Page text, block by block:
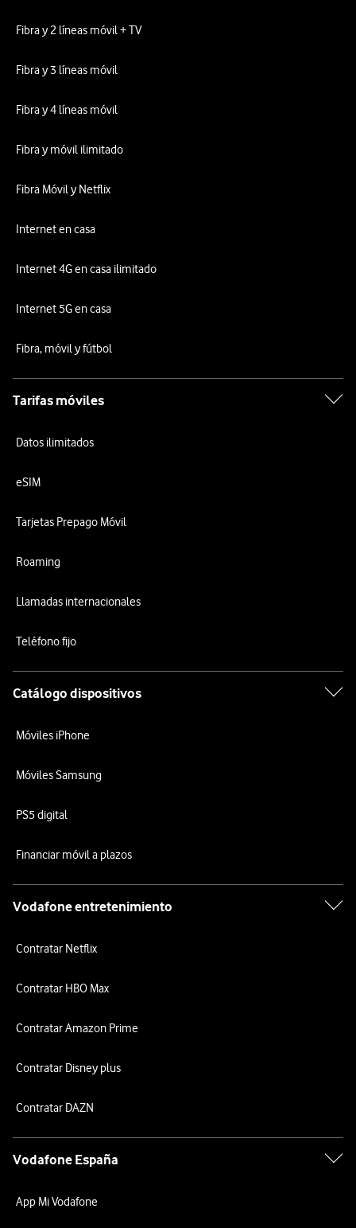
Fibra y 2 líneas móvil + TV
Fibra y 3 líneas móvil
Fibra y 4 líneas móvil
Fibra y móvil ilimitado
Fibra Móvil y Netflix
Internet en casa
Internet 4G en casa ilimitado
Internet 5G en casa
Fibra, móvil y fútbol
Tarifas móviles
Datos ilimitados
eSIM
Tarjetas Prepago Móvil
Roaming
Llamadas internacionales
Teléfono fijo
Catálogo dispositivos
Móviles iPhone
Móviles Samsung
PS5 digital
Financiar móvil a plazos
Vodafone entretenimiento
Contratar Netflix
Contratar HBO Max
Contratar Amazon Prime
Contratar Disney plus
Contratar DAZN
Vodafone España
App Mi Vodafone